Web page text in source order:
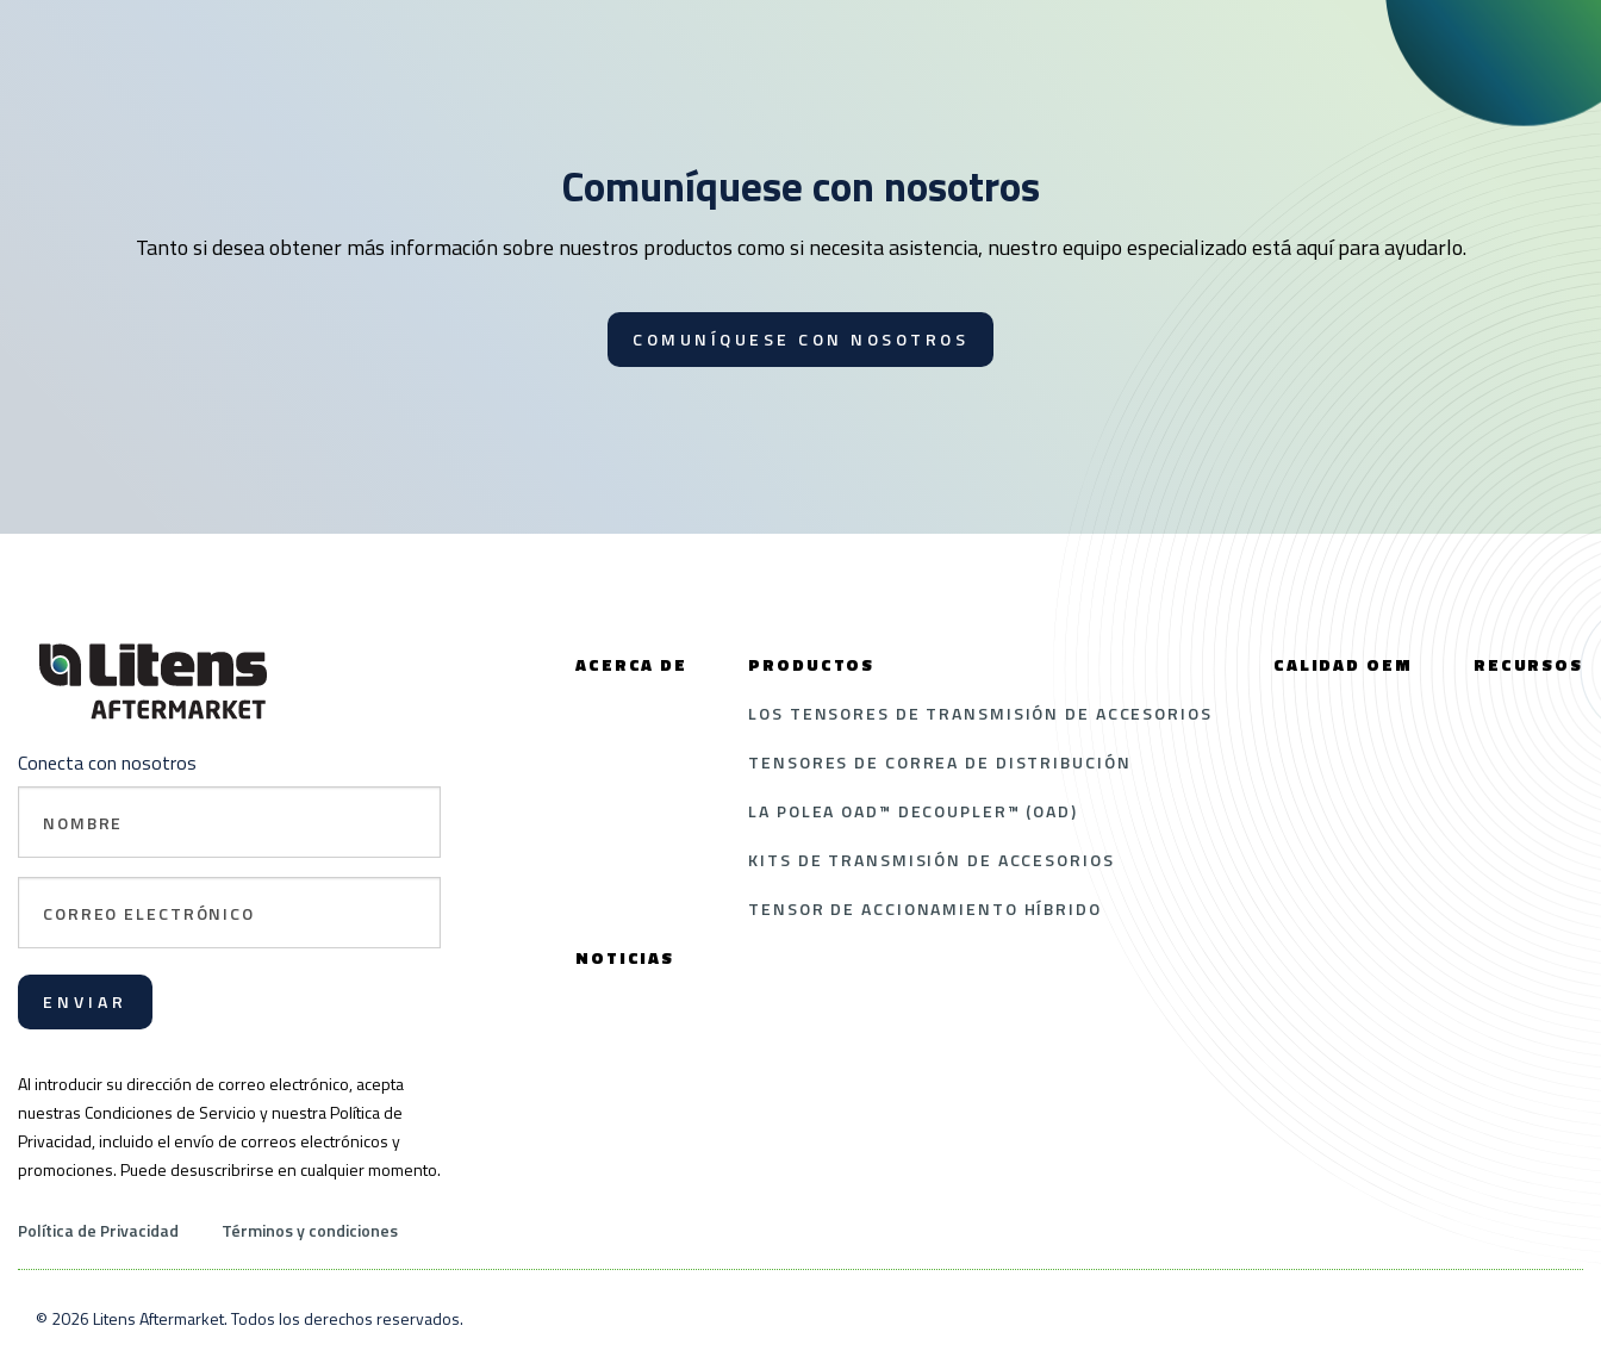
Comuníquese con nosotros
Tanto si desea obtener más información sobre nuestros productos como si necesita asistencia, nuestro equipo especializado está aquí para ayudarlo.
COMUNÍQUESE CON NOSOTROS
Conecta con nosotros
electrónico
Al introducir su dirección de correo electrónico, acepta
nuestras Condiciones de Servicio y nuestra Política de
Privacidad, incluido el envío de correos electrónicos y
promociones. Puede desuscribrirse en cualquier momento.
ACERCA DE
PRODUCTOS
LOS TENSORES DE TRANSMISIÓN DE ACCESORIOS
TENSORES DE CORREA DE DISTRIBUCIÓN
LA POLEA OAD™ DECOUPLER™ (OAD)
KITS DE TRANSMISIÓN DE ACCESORIOS
TENSOR DE ACCIONAMIENTO HÍBRIDO
CALIDAD OEM RECURSOS
NOTICIAS
Política de Privacidad Términos y condiciones
© 2026 Litens Aftermarket. Todos los derechos reservados.